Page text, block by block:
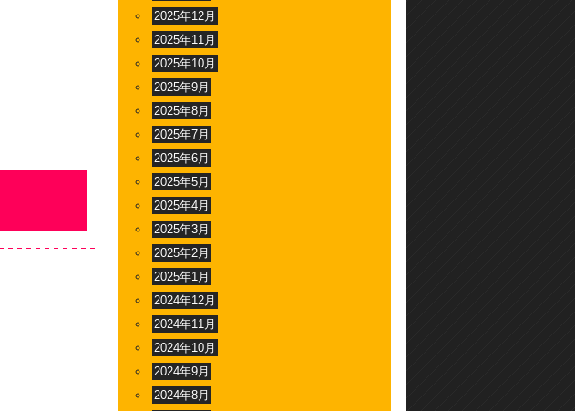
2025年12月
2025年11月
2025年10月
2025年9月
2025年8月
2025年7月
2025年6月
2025年5月
2025年4月
2025年3月
2025年2月
2025年1月
2024年12月
2024年11月
2024年10月
2024年9月
2024年8月